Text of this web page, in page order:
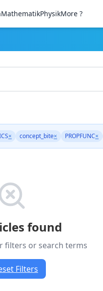
MathematikPhysikMore ?
× concept_bite× PROPFUNC×
found
filters or search terms
Filters